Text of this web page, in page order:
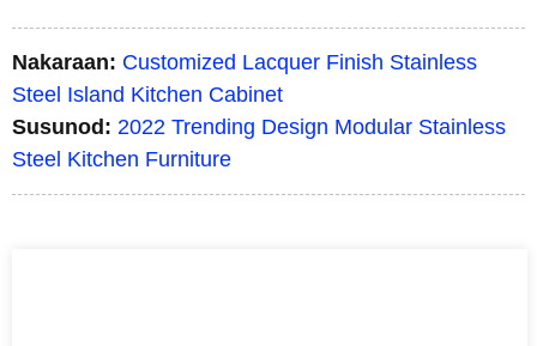
Nakaraan: Customized Lacquer Finish Stainless
Steel Island Kitchen Cabinet
Susunod: 2022 Trending Design Modular Stainless
Steel Kitchen Furniture